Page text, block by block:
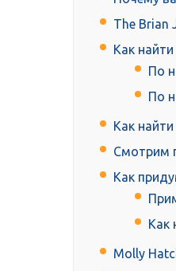
The Brian
Как
По
По
Как
Смотрим
Как
Как
Molly